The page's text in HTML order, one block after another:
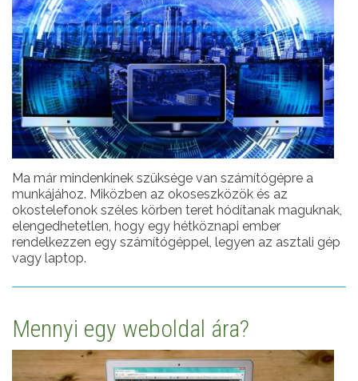
Ma már mindenkinek szüksége van számítógépre a
munkájához. Miközben az okoseszközök és az
okostelefonok széles körben teret hódítanak maguknak,
elengedhetetlen, hogy egy hétköznapi ember
rendelkezzen egy számítógéppel, legyen az asztali gép
vagy laptop.
Mennyi egy weboldal ára?